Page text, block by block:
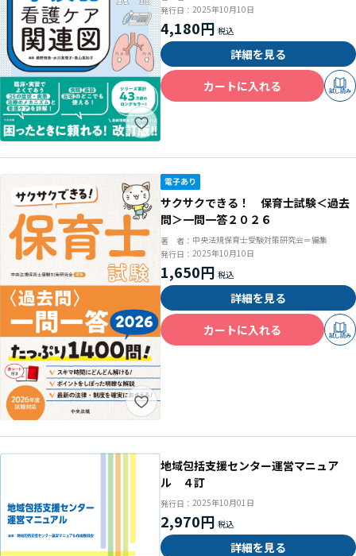
発行日： 2025年10月10日
4,180円
詳細を見る
カートに入れる
試し読み
サクサクできる！ 保育士試験＜過去
問＞一問一答２０２６
著 者： 中央法規保育士受験対策研究会＝編集
発行日： 2025年10月10日
1,650円
詳細を見る
カートに入れる
試し読み
地域包括支援センター運営マニュア
ル ４訂
発行日： 2025年10月01日
2,970円
詳細を見る